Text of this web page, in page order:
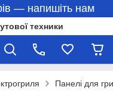
— напишіть нам
техники
Панелі для